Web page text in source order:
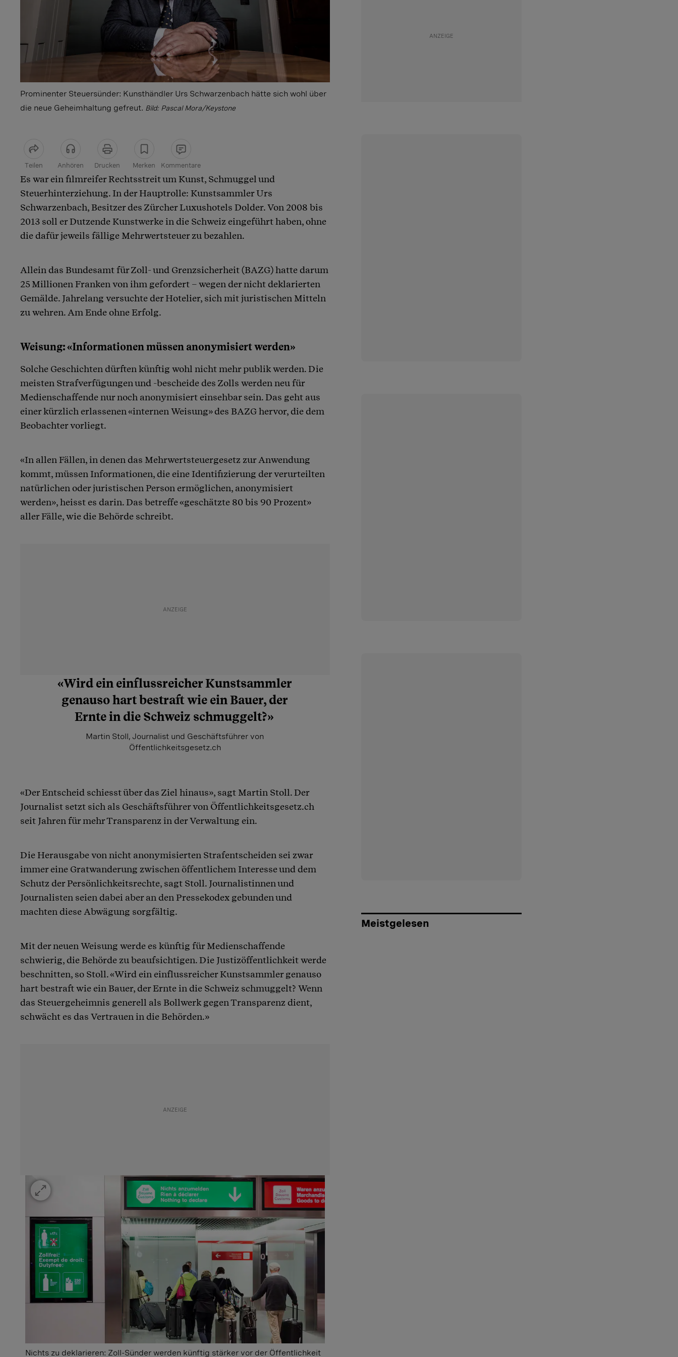
Prominenter Steuersünder: Kunsthändler Urs Schwarzenbach hätte sich wohl über
die neue Geheimhaltung gefreut. Bild: Pascal Mora/Keystone
Teilen Anhören Drucken Merken Kommentare
Artikel teilen
Es war ein filmreifer Rechtsstreit um Kunst, Schmuggel und
Steuerhinterziehung. In der Hauptrolle: Kunstsammler Urs
Schwarzenbach, Besitzer des Zürcher Luxushotels Dolder. Von 2008 bis
2013 soll er Dutzende Kunstwerke in die Schweiz eingeführt haben, ohne
die dafür jeweils fällige Mehrwertsteuer zu bezahlen.
Allein das Bundesamt für Zoll- und Grenzsicherheit (BAZG) hatte darum
25 Millionen Franken von ihm gefordert – wegen der nicht deklarierten
Gemälde. Jahrelang versuchte der Hotelier, sich mit juristischen Mitteln
zu wehren. Am Ende ohne Erfolg.
Weisung: «Informationen müssen anonymisiert werden»
Solche Geschichten dürften künftig wohl nicht mehr publik werden. Die
meisten Strafverfügungen und -bescheide des Zolls werden neu für
Medienschaffende nur noch anonymisiert einsehbar sein. Das geht aus
einer kürzlich erlassenen «internen Weisung» des BAZG hervor, die dem
Beobachter vorliegt.
«In allen Fällen, in denen das Mehrwertsteuergesetz zur Anwendung
kommt, müssen Informationen, die eine Identifizierung der verurteilten
natürlichen oder juristischen Person ermöglichen, anonymisiert
werden», heisst es darin. Das betreffe «geschätzte 80 bis 90 Prozent»
aller Fälle, wie die Behörde schreibt.
«Wird ein einflussreicher Kunstsammler
genauso hart bestraft wie ein Bauer, der
Ernte in die Schweiz schmuggelt?»
Martin Stoll, Journalist und Geschäftsführer von
Öffentlichkeitsgesetz.ch
«Der Entscheid schiesst über das Ziel hinaus», sagt Martin Stoll. Der
Journalist setzt sich als Geschäftsführer von Öffentlichkeitsgesetz.ch
seit Jahren für mehr Transparenz in der Verwaltung ein.
Die Herausgabe von nicht anonymisierten Strafentscheiden sei zwar
immer eine Gratwanderung zwischen öffentlichem Interesse und dem
Schutz der Persönlichkeitsrechte, sagt Stoll. Journalistinnen und
Journalisten seien dabei aber an den Pressekodex gebunden und
machten diese Abwägung sorgfältig.
Mit der neuen Weisung werde es künftig für Medienschaffende
schwierig, die Behörde zu beaufsichtigen. Die Justizöffentlichkeit werde
beschnitten, so Stoll. «Wird ein einflussreicher Kunstsammler genauso
hart bestraft wie ein Bauer, der Ernte in die Schweiz schmuggelt? Wenn
das Steuergeheimnis generell als Bollwerk gegen Transparenz dient,
schwächt es das Vertrauen in die Behörden.»
Nichts zu deklarieren: Zoll-Sünder werden künftig stärker vor der Öffentlichkeit
Meistgelesen